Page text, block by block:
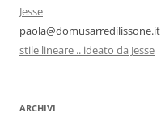
Jesse
paola@domusarredilissone.it
stile lineare .. ideato da Jesse
ARCHIVI